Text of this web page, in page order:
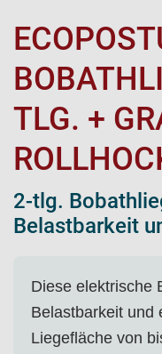
TLG. +
2-tlg.
Belastbarkeit
Diese elektrische
Belastbarkeit und
Liegefläche von